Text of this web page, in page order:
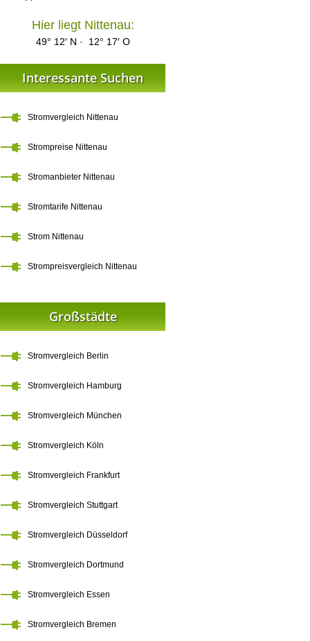
Hier liegt Nittenau:
49° 12′ N · 12° 17′ O
Interessante Suchen
Stromvergleich Nittenau
Strompreise Nittenau
Stromanbieter Nittenau
Stromtarife Nittenau
Strom Nittenau
Strompreisvergleich Nittenau
Großstädte
Stromvergleich Berlin
Stromvergleich Hamburg
Stromvergleich München
Stromvergleich Köln
Stromvergleich Frankfurt
Stromvergleich Stuttgart
Stromvergleich Düsseldorf
Stromvergleich Dortmund
Stromvergleich Essen
Stromvergleich Bremen